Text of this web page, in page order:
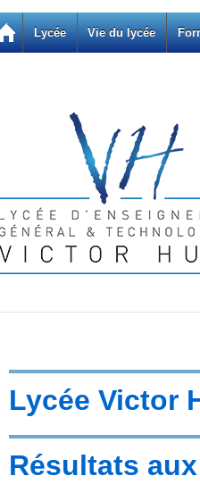
Lycée Vie du lycée
Lycée Victor
Résultats